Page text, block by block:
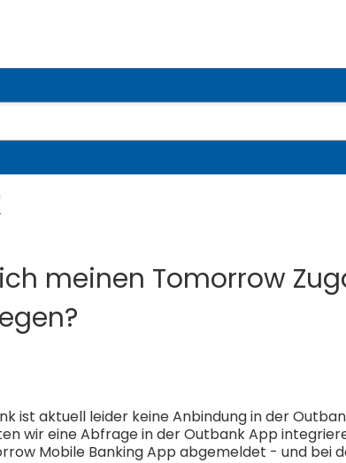
meinen Tomorrow
ist aktuell leider keine Anbindung in der
wir eine Abfrage in der Outbank App
Mobile Banking App abgemeldet - und bei